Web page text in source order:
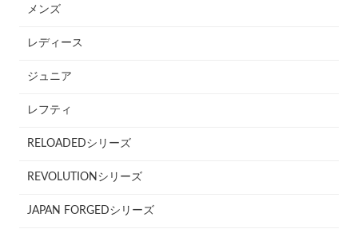
メンズ
レディース
ジュニア
レフティ
RELOADEDシリーズ
REVOLUTIONシリーズ
JAPAN FORGEDシリーズ